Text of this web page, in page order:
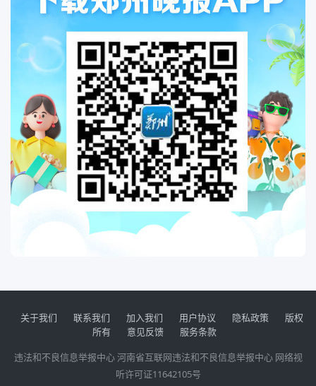
关于我们 联系我们 加入我们 用户协议 隐私政策
版权
所有
意见反馈
服务条款
违法和不良信息举报中心河南省互联网违法和不良信息举报中心 网络视
听许可证11642105号